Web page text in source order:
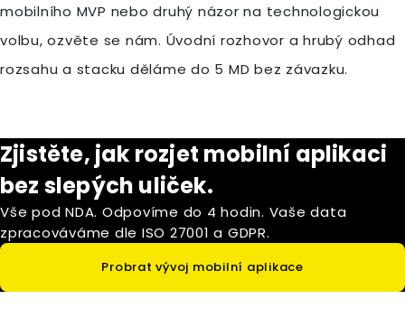
mobilního MVP nebo druhý názor na technologickou
volbu, ozvěte se nám. Úvodní rozhovor a hrubý odhad
rozsahu a stacku děláme do 5 MD bez závazku.
Zjistěte, jak rozjet mobilní aplikaci
bez slepých uliček.
Vše pod NDA. Odpovíme do 4 hodin. Vaše data
zpracováváme dle ISO 27001 a GDPR.
Probrat vývoj mobilní aplikace